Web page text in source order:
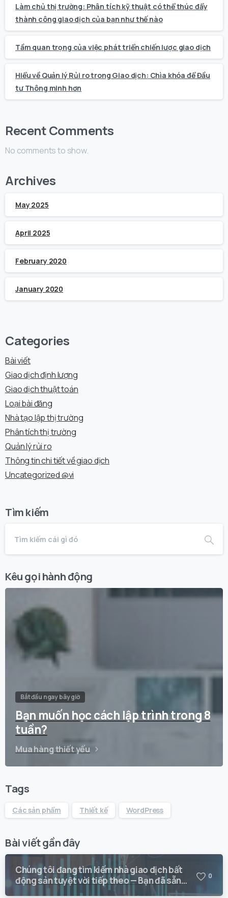
Làm chủ thị trường: Phân tích kỹ thuật có thể thúc đẩy
thành công giao dịch của bạn như thế nào
Tầm quan trọng của việc phát triển chiến lược giao dịch
Hiểu về Quản lý Rủi ro trong Giao dịch: Chìa khóa để Đầu
tư Thông minh hơn
Recent Comments
No comments to show.
Archives
May 2025
April 2025
February 2020
January 2020
Categories
Bài viết
Giao dịch định lượng
Giao dịch thuật toán
Loại bài đăng
Nhà tạo lập thị trường
Phân tích thị trường
Quản lý rủi ro
Thông tin chi tiết về giao dịch
Uncategorized @vi
Tìm kiếm
Kêu gọi hành động
Bắt đầu ngay bây giờ
Bạn muốn học cách lập trình trong 8
tuần?
Mua hàng thiết yếu
Tags
Các sản phẩm Thiết kế WordPress
Bài viết gần đây
Chúng tôi đang tìm kiếm nhà giao dịch bất
động sản tuyệt vời tiếp theo — Bạn đã sẵn
sàng giao dịch với Vision Quant chưa?
0